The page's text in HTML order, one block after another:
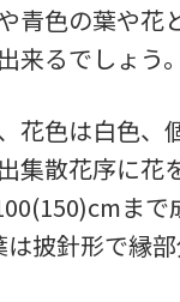
青色の葉や
来るでしょう。
花色は白色、
集散花序に花
まで
披針形で縁